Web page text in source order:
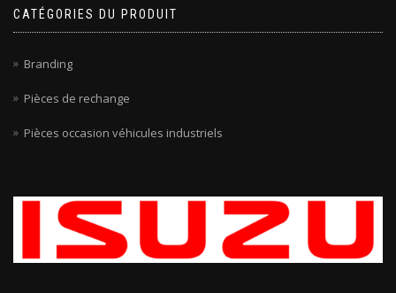
CATÉGORIES DU PRODUIT
Branding
Pièces de rechange
Pièces occasion véhicules industriels